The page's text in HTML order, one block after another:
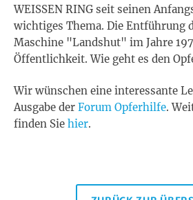
WEISSEN RING seit seinen
wichtiges Thema. Die Entführung
Maschine "Landshut" im Jahre
Öffentlichkeit. Wie geht es den
Wir wünschen eine interessante
Ausgabe der Forum Opferhilfe.
finden Sie hier.